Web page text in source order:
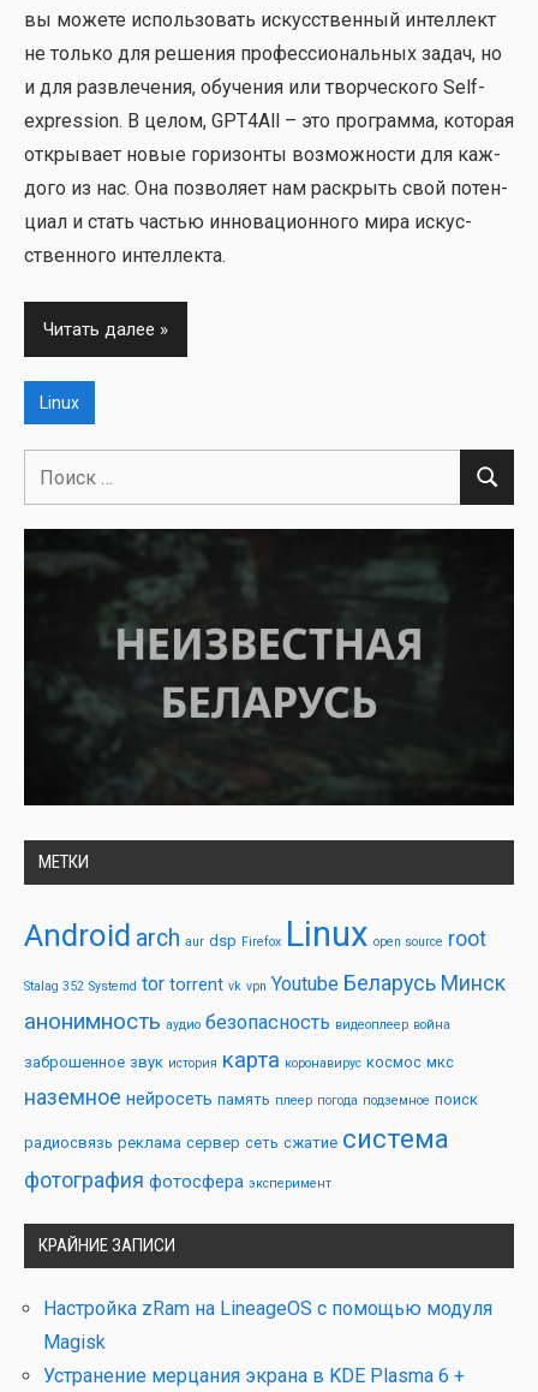
вы може­те исполь­зо­вать искус­ствен­ный интел­лект
не толь­ко для реше­ния про­фес­си­о­наль­ных задач, но
и для раз­вле­че­ния, обу­че­ния или твор­че­ско­го Self-
expression. В целом, GPT4All – это про­грам­ма, кото­рая
откры­ва­ет новые гори­зон­ты воз­мож­но­сти для каж­
до­го из нас. Она поз­во­ля­ет нам рас­крыть свой потен­
ци­ал и стать частью инно­ва­ци­он­но­го мира искус­
ствен­но­го интел­лек­та.
Читать далее
Linux
Поиск
для:
Поиск
МЕТКИ
Android arch aur dsp Firefox Linux open source root
Stalag 352 Systemd tor torrent vk vpn Youtube Беларусь Минск
анонимность аудио безопасность видеоплеер война
заброшенное звук история карта коронавирус космос мкс
наземное нейросеть память плеер погода подземное поиск
радиосвязь реклама сервер сеть сжатие система
фотография фотосфера эксперимент
КРАЙНИЕ ЗАПИСИ
Настройка zRam на LineageOS с помощью модуля
Magisk
Устранение мерцания экрана в KDE Plasma 6 +